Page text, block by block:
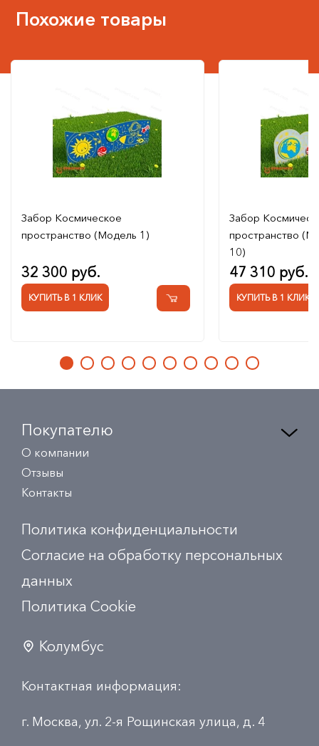
Похожие товары
Забор Космическое
пространство (Модель 1)
32 300 руб.
КУПИТЬ В 1 КЛИК
Забор
пространство
10)
47 310 руб.
КУПИТЬ В 1 КЛИК
Покупателю
О компании
Отзывы
Контакты
Политика конфиденциальности
Согласие на обработку персональных
данных
Политика Сookie
Колумбус
Контактная информация:
г. Москва, ул. 2-я Рощинская улица, д. 4